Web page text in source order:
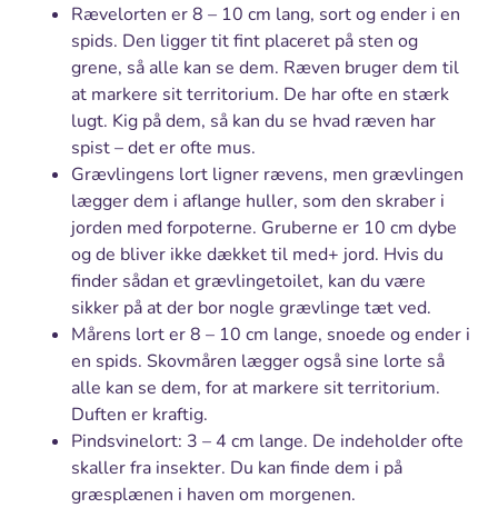
Rævelorten er 8 – 10 cm lang, sort og ender i en
spids. Den ligger tit fint placeret på sten og
grene, så alle kan se dem. Ræven bruger dem til
at markere sit territorium. De har ofte en stærk
lugt. Kig på dem, så kan du se hvad ræven har
spist – det er ofte mus.
Grævlingens lort ligner rævens, men grævlingen
lægger dem i aflange huller, som den skraber i
jorden med forpoterne. Gruberne er 10 cm dybe
og de bliver ikke dækket til med+ jord. Hvis du
finder sådan et grævlingetoilet, kan du være
sikker på at der bor nogle grævlinge tæt ved.
Mårens lort er 8 – 10 cm lange, snoede og ender i
en spids. Skovmåren lægger også sine lorte så
alle kan se dem, for at markere sit territorium.
Duften er kraftig.
Pindsvinelort: 3 – 4 cm lange. De indeholder ofte
skaller fra insekter. Du kan finde dem i på
græsplænen i haven om morgenen.